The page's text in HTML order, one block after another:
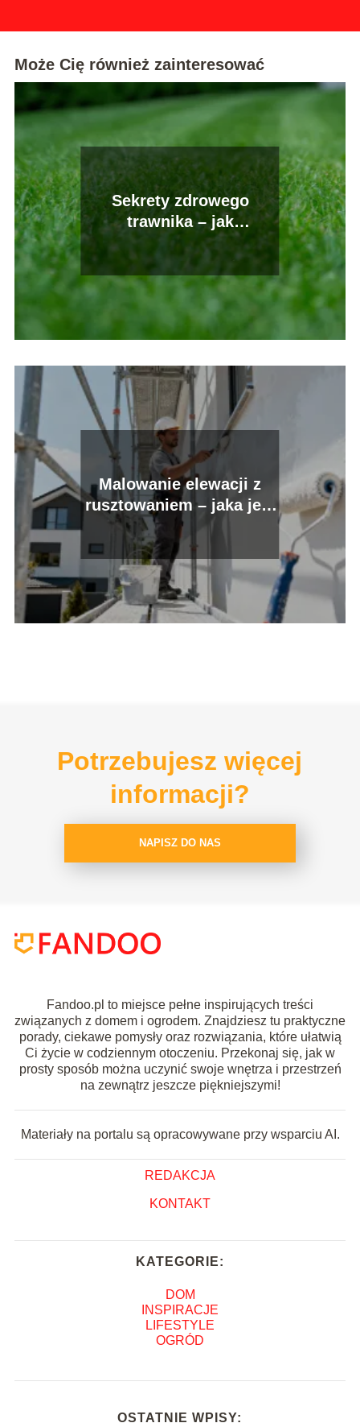
Może Cię również zainteresować
Sekrety zdrowego
trawnika – jak
pielęgnować zieloną
murawę przez cały rok
Malowanie elewacji z
rusztowaniem – jaka jest
cena usługi?
Potrzebujesz więcej
informacji?
NAPISZ DO NAS
Fandoo.pl to miejsce pełne inspirujących treści
związanych z domem i ogrodem. Znajdziesz tu praktyczne
porady, ciekawe pomysły oraz rozwiązania, które ułatwią
Ci życie w codziennym otoczeniu. Przekonaj się, jak w
prosty sposób można uczynić swoje wnętrza i przestrzeń
na zewnątrz jeszcze piękniejszymi!
Materiały na portalu są opracowywane przy wsparciu AI.
REDAKCJA
KONTAKT
KATEGORIE:
DOM
INSPIRACJE
LIFESTYLE
OGRÓD
OSTATNIE WPISY: